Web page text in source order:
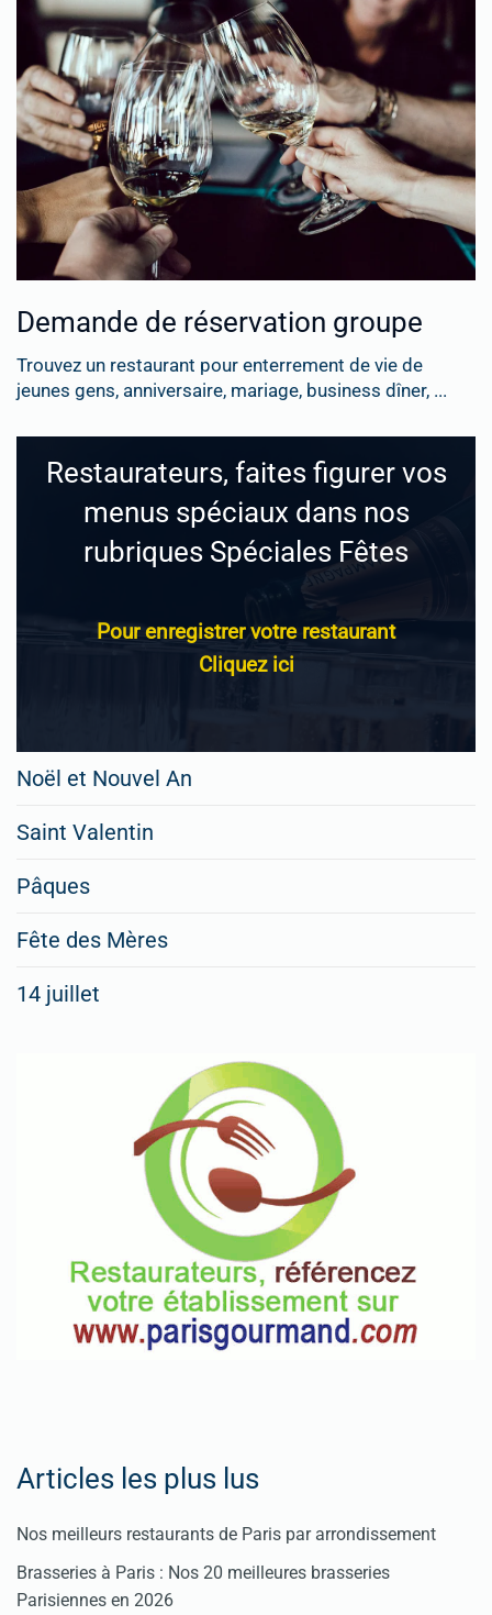
Demande de réservation groupe
Trouvez un restaurant pour enterrement de vie de
jeunes gens, anniversaire, mariage, business dîner, ...
Restaurateurs, faites figurer vos
menus spéciaux dans nos
rubriques Spéciales Fêtes
Pour enregistrer votre restaurant
Cliquez ici
Noël et Nouvel An
Saint Valentin
Pâques
Fête des Mères
14 juillet
Articles les plus lus
Nos meilleurs restaurants de Paris par arrondissement
Brasseries à Paris : Nos 20 meilleures brasseries
Parisiennes en 2026